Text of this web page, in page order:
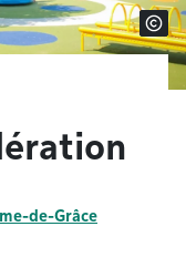
de-Grâce